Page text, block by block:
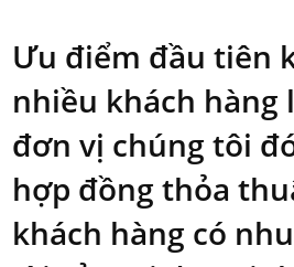
Ưu điểm đầu tiên
nhiều khách hàng
đơn vị chúng tôi
hợp đồng thỏa
khách hàng có